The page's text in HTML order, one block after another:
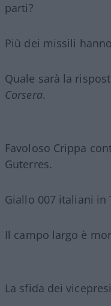
parti?
Più dei missili
Quale sarà la
Corsera.
Favoloso Crippa
Guterres.
Giallo 007 italiani in
Il campo largo è
La sfida dei